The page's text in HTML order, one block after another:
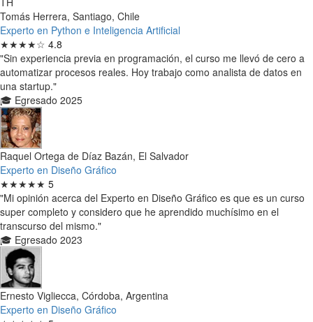
Tomás Herrera, Santiago, Chile
Experto en Python e Inteligencia Artificial
★★★★☆ 4.8
"Sin experiencia previa en programación, el curso me llevó de cero a
automatizar procesos reales. Hoy trabajo como analista de datos en
una startup."
🎓 Egresado 2025
Raquel Ortega de Díaz Bazán, El Salvador
Experto en Diseño Gráfico
★★★★★ 5
"Mi opinión acerca del Experto en Diseño Gráfico es que es un curso
super completo y considero que he aprendido muchísimo en el
transcurso del mismo."
🎓 Egresado 2023
Ernesto Vigliecca, Córdoba, Argentina
Experto en Diseño Gráfico